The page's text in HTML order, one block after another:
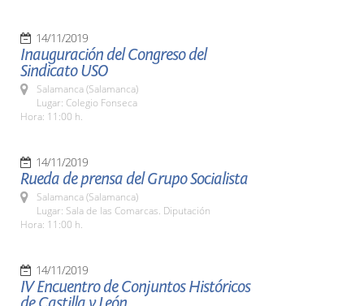
14/11/2019
Inauguración del Congreso del
Sindicato USO
Salamanca (Salamanca)
Lugar: Colegio Fonseca
Hora: 11:00 h.
14/11/2019
Rueda de prensa del Grupo Socialista
Salamanca (Salamanca)
Lugar: Sala de las Comarcas. Diputación
Hora: 11:00 h.
14/11/2019
IV Encuentro de Conjuntos Históricos